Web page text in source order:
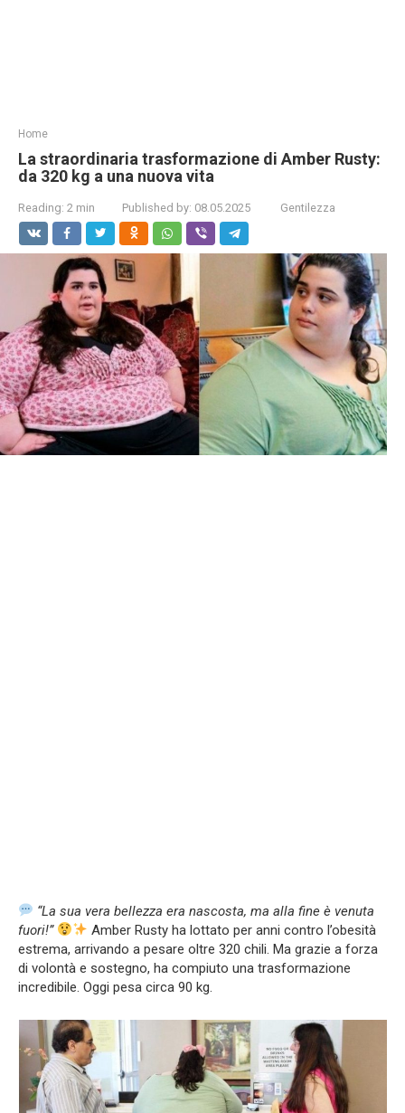
Home
La straordinaria trasformazione di Amber Rusty:
da 320 kg a una nuova vita
Reading: 2 min Published by: 08.05.2025 Gentilezza
“La sua vera bellezza era nascosta, ma alla fine è venuta
fuori!”
Amber Rusty ha lottato per anni contro l’obesità
estrema, arrivando a pesare oltre 320 chili. Ma grazie a forza
di volontà e sostegno, ha compiuto una trasformazione
incredibile. Oggi pesa circa 90 kg.